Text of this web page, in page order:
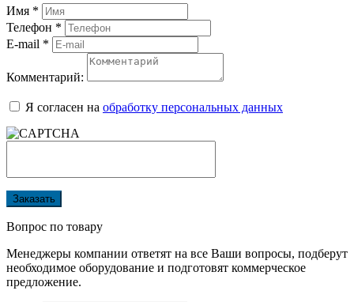
Имя *
Телефон *
E-mail *
Комментарий:
Я согласен на обработку персональных данных
Заказать
Вопрос по товару
Менеджеры компании ответят на все Ваши вопросы, подберут
необходимое оборудование и подготовят коммерческое
предложение.